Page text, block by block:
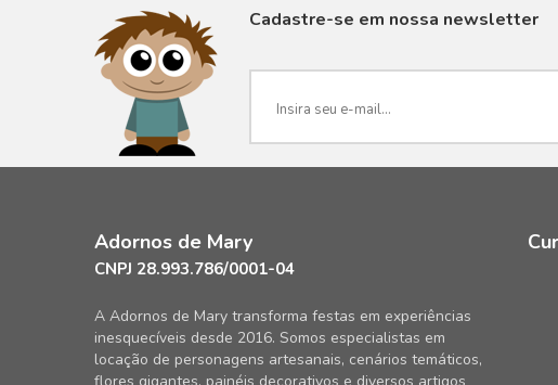
Cadastre-se em nossa newsletter
Adornos de Mary
CNPJ 28.993.786/0001-04
A Adornos de Mary transforma festas em experiências
inesquecíveis desde 2016. Somos especialistas em
locação de personagens artesanais, cenários temáticos,